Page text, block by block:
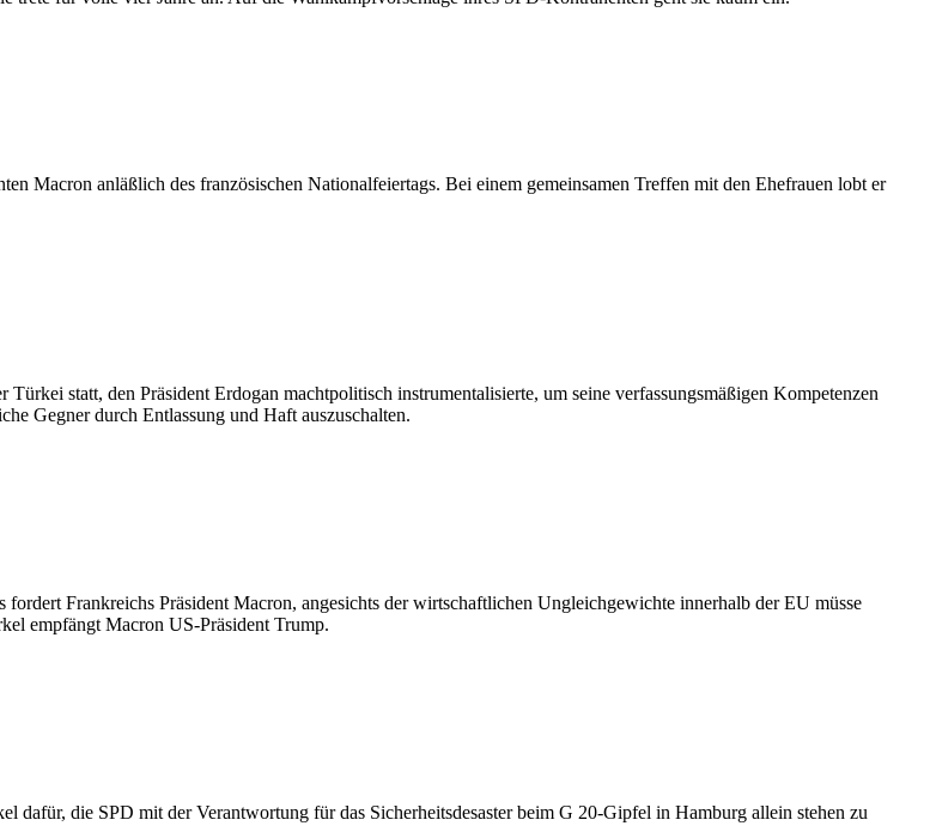
Macron anläßlich des französischen Nationalfeiertags. Bei einem gemeinsamen Treffen mit den Ehefrauen lobt er
statt, den Präsident Erdogan machtpolitisch instrumentalisierte, um seine verfassungsmäßigen Kompetenzen
Gegner durch Entlassung und Haft auszuschalten.
Frankreichs Präsident Macron, angesichts der wirtschaftlichen Ungleichgewichte innerhalb der EU müsse
empfängt Macron US-Präsident Trump.
dafür, die SPD mit der Verantwortung für das Sicherheitsdesaster beim G 20-Gipfel in Hamburg allein stehen zu